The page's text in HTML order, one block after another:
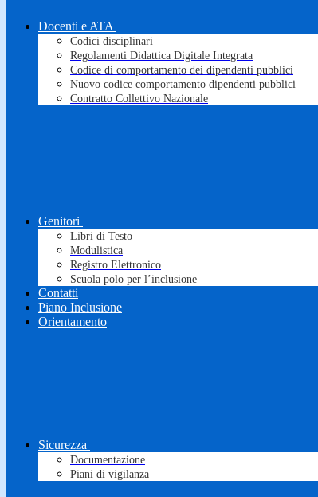
Docenti e ATA
Codici disciplinari
Regolamenti Didattica Digitale Integrata
Codice di comportamento dei dipendenti pubblici
Nuovo codice comportamento dipendenti pubblici
Contratto Collettivo Nazionale
Genitori
Libri di Testo
Modulistica
Registro Elettronico
Scuola polo per l’inclusione
Contatti
Piano Inclusione
Orientamento
Sicurezza
Documentazione
Piani di vigilanza